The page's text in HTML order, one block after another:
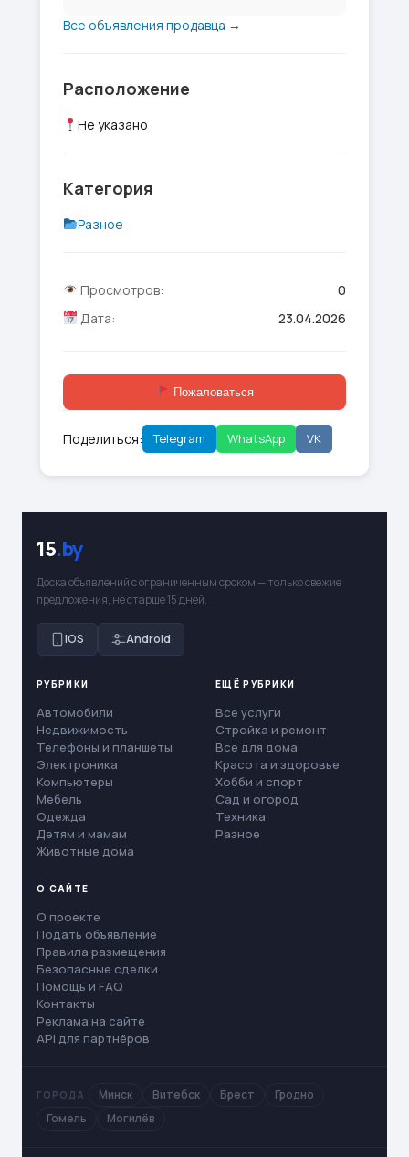
Все объявления продавца →
Расположение
Не указано
Категория
Разное
Просмотров:
0
Дата:
23.04.2026
Пожаловаться
Поделиться: Telegram WhatsApp VK
15.by
Доска объявлений с ограниченным сроком — только свежие
предложения, не старше 15 дней.
iOS Android
РУБРИКИ
Автомобили
Недвижимость
Телефоны и планшеты
Электроника
Компьютеры
Мебель
Одежда
Детям и мамам
Животные дома
ЕЩЁ РУБРИКИ
Все услуги
Стройка и ремонт
Все для дома
Красота и здоровье
Хобби и спорт
Сад и огород
Техника
Разное
О САЙТЕ
О проекте
Подать объявление
Правила размещения
Безопасные сделки
Помощь и FAQ
Контакты
Реклама на сайте
API для партнёров
ГОРОДА Минск Витебск Брест
Гродно
Гомель
Могилёв